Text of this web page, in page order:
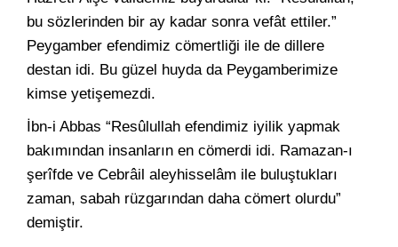
bu sözlerinden bir ay kadar sonra vefât ettiler.”
Peygamber efendimiz cömertliği ile de dillere
destan idi. Bu güzel huyda da Peygamberimize
kimse yetişemezdi.
İbn-i Abbas “Resûlullah efendimiz iyilik yapmak
bakımından insanların en cömerdi idi. Ramazan-ı
şerîfde ve Cebrâil aleyhisselâm ile buluştukları
zaman, sabah rüzgarından daha cömert olurdu”
demiştir.